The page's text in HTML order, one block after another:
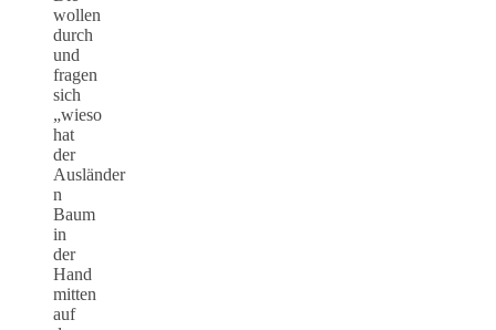
wollen
durch
und
fragen
sich
„wieso
hat
der
Ausländer
n
Baum
in
der
Hand
mitten
auf